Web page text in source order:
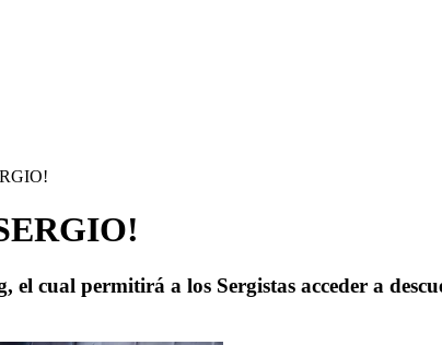
cual permitirá a los Sergistas acceder a